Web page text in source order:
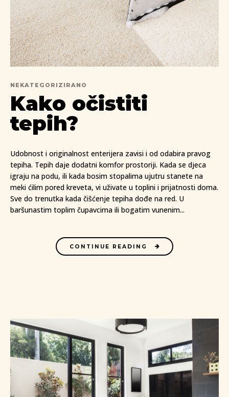
NEKATEGORIZIRANO
Kako očistiti
tepih?
Udobnost i originalnost enterijera zavisi i od odabira pravog
tepiha. Tepih daje dodatni komfor prostoriji. Kada se djeca
igraju na podu, ili kada bosim stopalima ujutru stanete na
meki ćilim pored kreveta, vi uživate u toplini i prijatnosti doma.
Sve do trenutka kada čišćenje tepiha dođe na red. U
baršunastim toplim čupavcima ili bogatim vunenim...
CONTINUE READING